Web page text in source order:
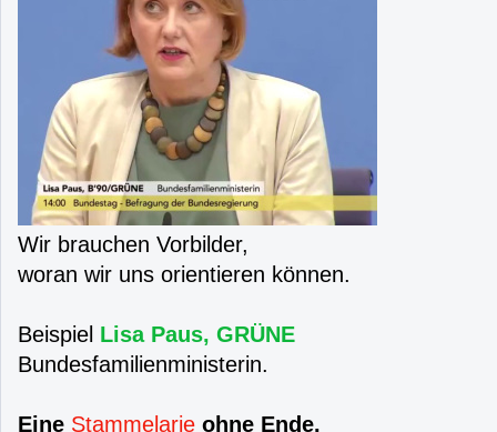
Wir brauchen Vorbilder,
woran wir uns orientieren können.
Beispiel Lisa Paus, GRÜNE
Bundesfamilienministerin.
Eine Stammelarie ohne Ende.